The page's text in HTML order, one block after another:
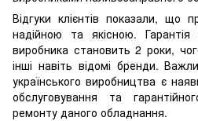
Відгуки клієнтів показали, що
надійною та якісною.
виробника становить 2 роки,
інші навіть відомі бренди.
українського виробництва є
обслуговування та
ремонту даного обладнання.